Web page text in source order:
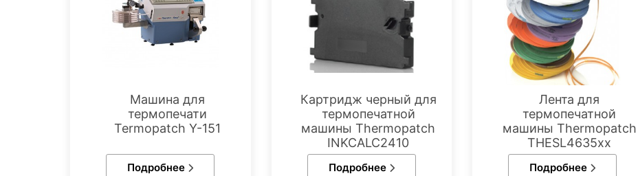
Машина для
термопечати
Termopatch Y-151
Подробнее
Картридж черный для
термопечатной
машины Thermopatch
INKCALC2410
Подробнее
Лента для
термопечатной
машины Thermopatch
THESL4635хх
Подробнее